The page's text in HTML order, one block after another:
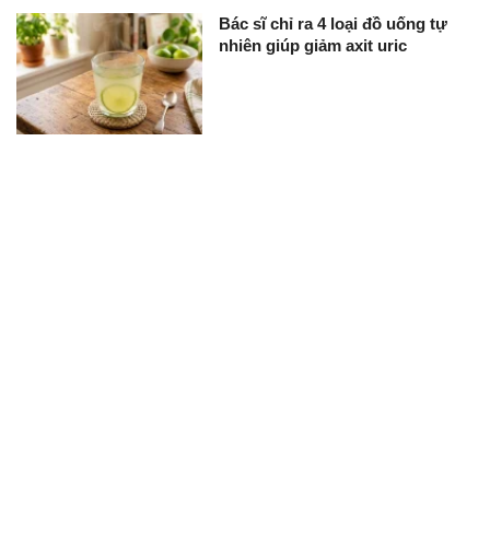
Bác sĩ chỉ ra 4 loại đồ uống tự
nhiên giúp giảm axit uric